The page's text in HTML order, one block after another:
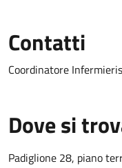
Contatti
Coordinatore
Dove si
Padiglione 28, piano